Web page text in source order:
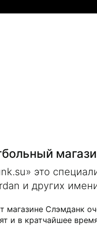
это
и других
магазине Слэмданк
и в кратчайшее